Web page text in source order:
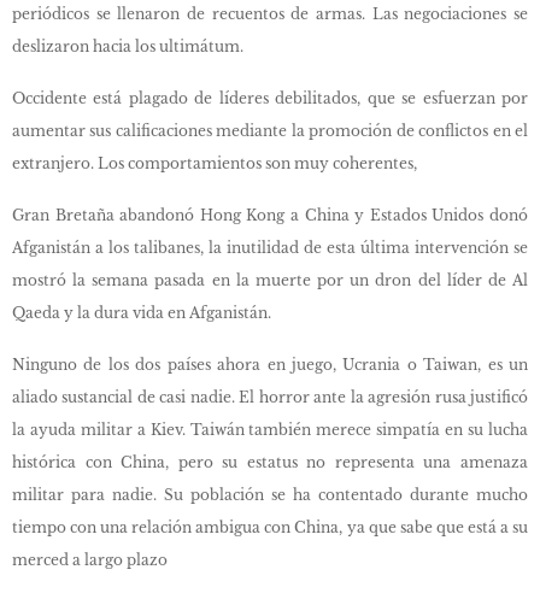
periódicos se llenaron de recuentos de armas. Las negociaciones se
deslizaron hacia los ultimátum.
Occidente está plagado de líderes debilitados, que se esfuerzan por
aumentar sus calificaciones mediante la promoción de conflictos en el
extranjero. Los comportamientos son muy coherentes,
Gran Bretaña abandonó Hong Kong a China y Estados Unidos donó
Afganistán a los talibanes, la inutilidad de esta última intervención se
mostró la semana pasada en la muerte por un dron del líder de Al
Qaeda y la dura vida en Afganistán.
Ninguno de los dos países ahora en juego, Ucrania o Taiwan, es un
aliado sustancial de casi nadie. El horror ante la agresión rusa justificó
la ayuda militar a Kiev. Taiwán también merece simpatía en su lucha
histórica con China, pero su estatus no representa una amenaza
militar para nadie. Su población se ha contentado durante mucho
tiempo con una relación ambigua con China, ya que sabe que está a su
merced a largo plazo